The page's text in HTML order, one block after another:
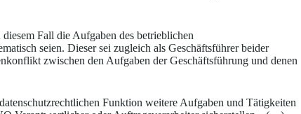
Fall die Aufgaben des betrieblichen
seien. Dieser sei zugleich als Geschäftsführer beider
zwischen den Aufgaben der Geschäftsführung und denen
Funktion weitere Aufgaben und Tätigkeiten